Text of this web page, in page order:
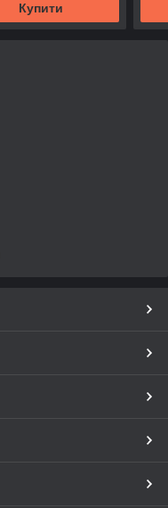
Купити